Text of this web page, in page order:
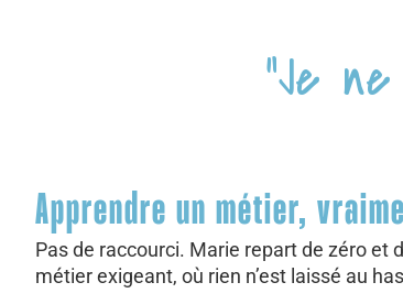
"Je
Apprendre un métier,
Pas de raccourci. Marie repart de zéro et
métier exigeant, où rien n’est laissé au